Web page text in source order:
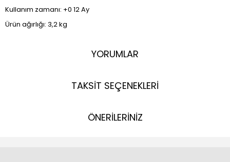
Kullanım zamanı: +0 12 Ay
Ürün ağırlığı: 3,2 kg
YORUMLAR
TAKSİT SEÇENEKLERİ
ÖNERİLERİNİZ